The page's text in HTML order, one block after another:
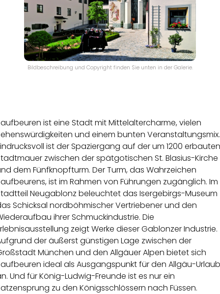
Bildbeschreibung und Copyright finden Sie unten in der Galerie.
ist eine Stadt mit Mittelaltercharme, vielen
und einem bunten Veranstaltungsmix.
ist der Spaziergang auf der um 1200 erbauten
zwischen der spätgotischen St. Blasius-Kirche
dem Fünfknopfturm. Der Turm, das Wahrzeichen
ist im Rahmen von Führungen zugänglich. Im
Neugablonz beleuchtet das Isergebirgs-Museum
Schicksal nordböhmischer Vertriebener und den
ihrer Schmuckindustrie. Die
zeigt Werke dieser Gablonzer Industrie.
der äußerst günstigen Lage zwischen der
München und den Allgäuer Alpen bietet sich
ideal als Ausgangspunkt für den Allgäu-Urlaub
Und für König-Ludwig-Freunde ist es nur ein
zu den Königsschlössern nach Füssen.